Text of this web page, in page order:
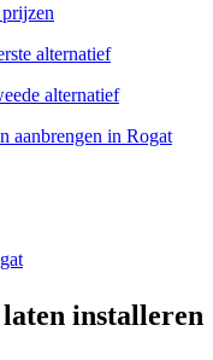
alternatief
alternatief
aanbrengen in Rogat
installeren